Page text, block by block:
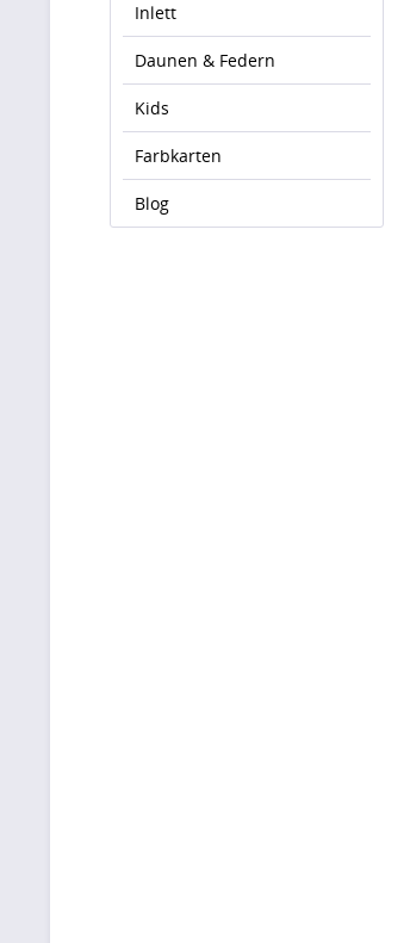
Inlett
Daunen & Federn
Kids
Farbkarten
Blog